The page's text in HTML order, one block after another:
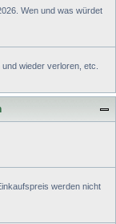
Wen und was würdet
wieder verloren, etc.
werden nicht